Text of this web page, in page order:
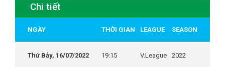
Chi tiết
NGÀY THỜI GIAN LEAGUE SEASON
Thứ Bảy, 16/07/2022 19:15 V.League 2022